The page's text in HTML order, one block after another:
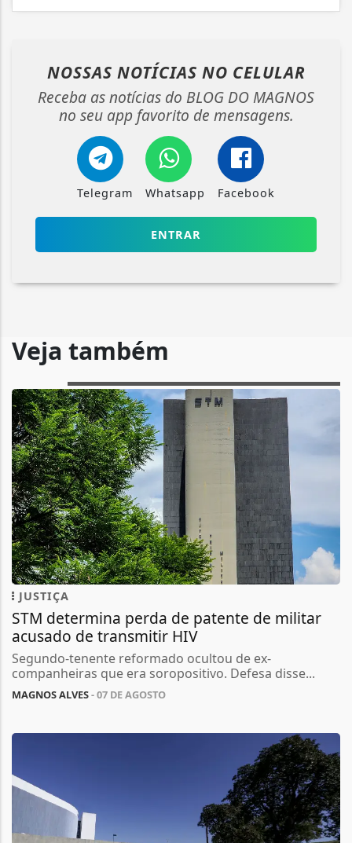
NOSSAS NOTÍCIAS NO CELULAR
Receba as notícias do BLOG DO MAGNOS
no seu app favorito de mensagens.
Telegram Whatsapp Facebook
ENTRAR
Veja também
JUSTIÇA
STM determina perda de patente de militar
acusado de transmitir HIV
Segundo-tenente reformado ocultou de ex-
companheiras que era soropositivo. Defesa disse...
MAGNOS ALVES- 07 DE AGOSTO